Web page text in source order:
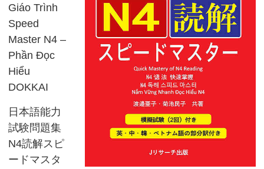
Giáo Trình
Speed
Master N4 –
Phần Đọc
Hiểu
DOKKAI
日本語能力
試験問題集
N4読解スピ
ードマスタ